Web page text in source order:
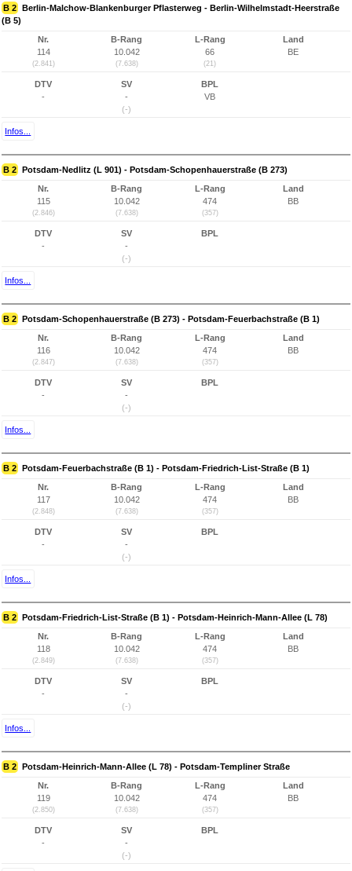
B 2 Berlin-Malchow-Blankenburger Pflasterweg - Berlin-Wilhelmstadt-Heerstraße
(B 5)
Nr.
114
(2.841)
B-Rang
10.042
(7.638)
L-Rang
66
(21)
Land
BE
DTV
-
SV
-
(-)
BPL
VB
Infos...
B 2 Potsdam-Nedlitz (L 901) - Potsdam-Schopenhauerstraße (B 273)
Nr.
115
(2.846)
B-Rang
10.042
(7.638)
L-Rang
474
(357)
Land
BB
DTV
-
SV
-
(-)
BPL
Infos...
B 2 Potsdam-Schopenhauerstraße (B 273) - Potsdam-Feuerbachstraße (B 1)
Nr.
116
(2.847)
B-Rang
10.042
(7.638)
L-Rang
474
(357)
Land
BB
DTV
-
SV
-
(-)
BPL
Infos...
B 2 Potsdam-Feuerbachstraße (B 1) - Potsdam-Friedrich-List-Straße (B 1)
Nr.
117
(2.848)
B-Rang
10.042
(7.638)
L-Rang
474
(357)
Land
BB
DTV
-
SV
-
(-)
BPL
Infos...
B 2 Potsdam-Friedrich-List-Straße (B 1) - Potsdam-Heinrich-Mann-Allee (L 78)
Nr.
118
(2.849)
B-Rang
10.042
(7.638)
L-Rang
474
(357)
Land
BB
DTV
-
SV
-
(-)
BPL
Infos...
B 2 Potsdam-Heinrich-Mann-Allee (L 78) - Potsdam-Templiner Straße
Nr.
119
(2.850)
B-Rang
10.042
(7.638)
L-Rang
474
(357)
Land
BB
DTV
-
SV
-
(-)
BPL